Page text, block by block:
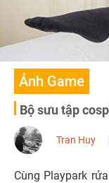
Ảnh Game
Bộ sưu tập
Tran Huy
Cùng Playpark